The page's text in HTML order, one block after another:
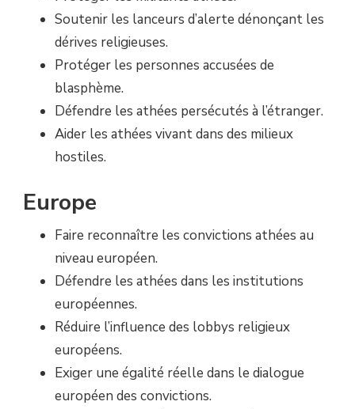
Soutenir les lanceurs d’alerte dénonçant les
dérives religieuses.
Protéger les personnes accusées de
blasphème.
Défendre les athées persécutés à l’étranger.
Aider les athées vivant dans des milieux
hostiles.
Europe
Faire reconnaître les convictions athées au
niveau européen.
Défendre les athées dans les institutions
européennes.
Réduire l’influence des lobbys religieux
européens.
Exiger une égalité réelle dans le dialogue
européen des convictions.